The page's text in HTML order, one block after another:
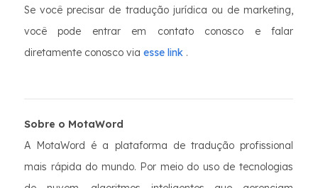
Se você precisar de tradução jurídica ou de marketing,
você pode entrar em contato conosco e falar
diretamente conosco via esse link .
Sobre o MotaWord
A MotaWord é a plataforma de tradução profissional
mais rápida do mundo. Por meio do uso de tecnologias